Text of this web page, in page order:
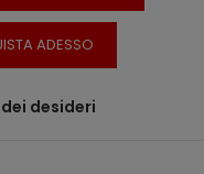
ADESSO
desideri